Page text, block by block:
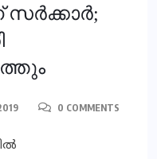
0 COMMENTS